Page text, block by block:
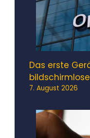
Das erste
7. August 2026